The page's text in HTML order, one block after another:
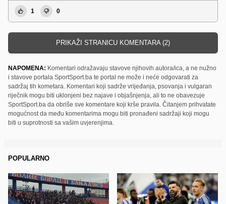
1 0
PRIKAŽI STRANICU KOMENTARA (2)
NAPOMENA: Komentari odražavaju stavove njihovih autora/ica, a ne nužno
i stavove portala SportSport.ba te portal ne može i neće odgovarati za
sadržaj tih kometara. Komentari koji sadrže vrijeđanja, psovanja i vulgaran
riječnik mogu biti uklonjeni bez najave i objašnjenja, ali to ne obavezuje
SportSport.ba da obriše sve komentare koji krše pravila. Čitanjem prihvatate
mogućnost da među komentarima mogu biti pronađeni sadržaji koji mogu
biti u suprotnosti sa vašim uvjerenjima.
POPULARNO